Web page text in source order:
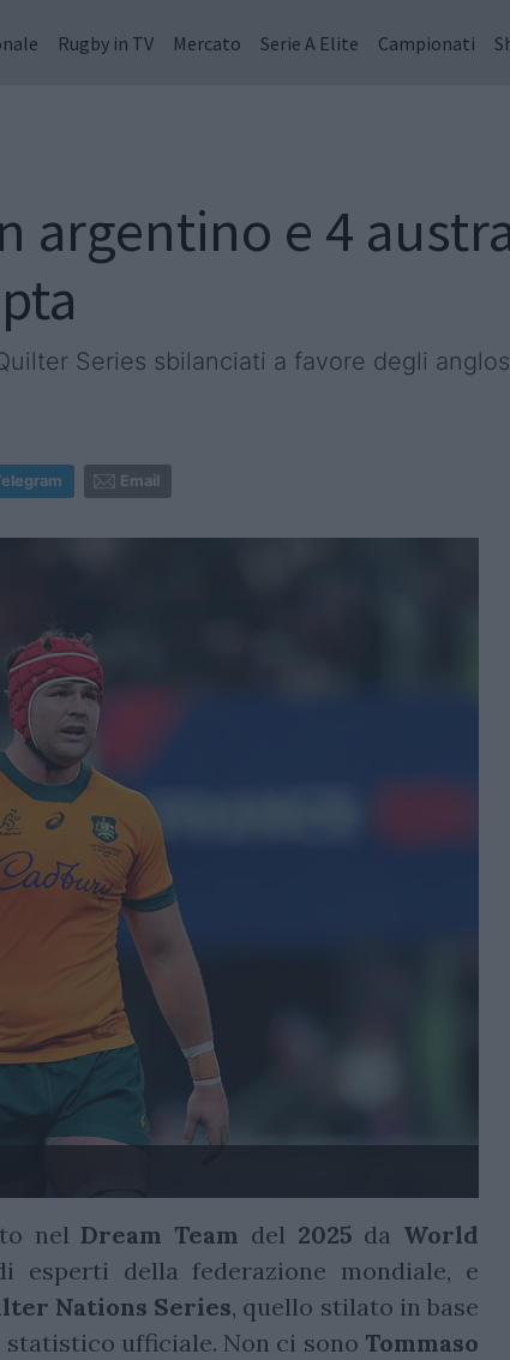
Rugby in TV Mercato Serie A Elite Campionati
argentino e 4
Series sbilanciati a favore degli
Email
nelDream Team del 2025 da World
esperti della federazione mondiale, e
Nations Series, quello stilato in base
ufficiale. Non ci sono Tommaso